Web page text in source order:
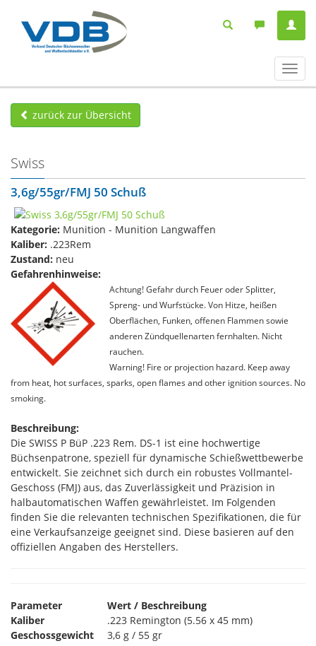
ein-/
zurück zur Übersicht
Swiss
3,6g/55gr/FMJ 50 Schuß
Kategorie: Munition - Munition Langwaffen
Kaliber: .223Rem
Zustand: neu
Gefahrenhinweise:
Achtung! Gefahr durch Feuer oder Splitter,
Spreng- und Wurfstücke. Von Hitze, heißen
Oberflächen, Funken, offenen Flammen sowie
anderen Zündquellenarten fernhalten. Nicht
rauchen.
Warning! Fire or projection hazard. Keep away
from heat, hot surfaces, sparks, open flames and other ignition sources. No
smoking.
Beschreibung:
Die SWISS P BüP .223 Rem. DS-1 ist eine hochwertige
Büchsenpatrone, speziell für dynamische Schießwettbewerbe
entwickelt. Sie zeichnet sich durch ein robustes Vollmantel-
Geschoss (FMJ) aus, das Zuverlässigkeit und Präzision in
halbautomatischen Waffen gewährleistet. Im Folgenden
finden Sie die relevanten technischen Spezifikationen, die für
eine Verkaufsanzeige geeignet sind. Diese basieren auf den
offiziellen Angaben des Herstellers.
Parameter
Wert / Beschreibung
Kaliber
.223 Remington (5.56 x 45 mm)
Geschossgewicht
3,6 g / 55 gr